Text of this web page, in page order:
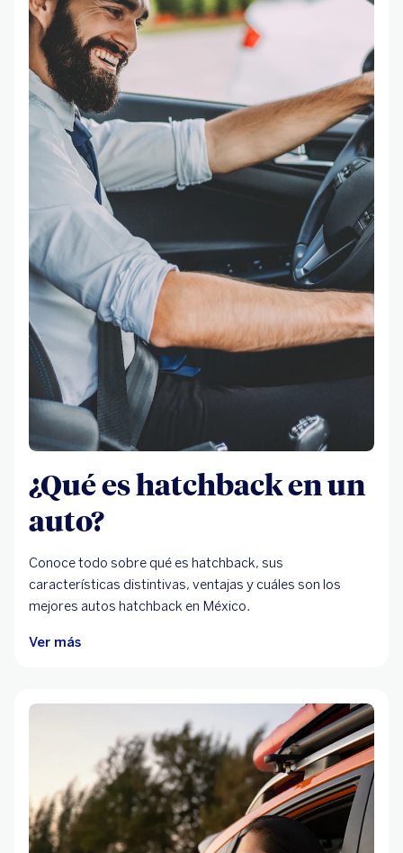
¿Qué es hatchback en un
auto?
Conoce todo sobre qué es hatchback, sus
características distintivas, ventajas y cuáles son los
mejores autos hatchback en México.
Ver más